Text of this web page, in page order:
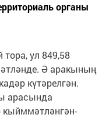
органы
ул 849,58
Ә аракының
күтәрелгән.
арасында